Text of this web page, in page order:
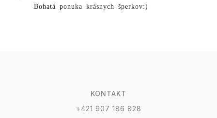
Bohatá ponuka krásnych šperkov:)
KONTAKT
+421 907 186 828